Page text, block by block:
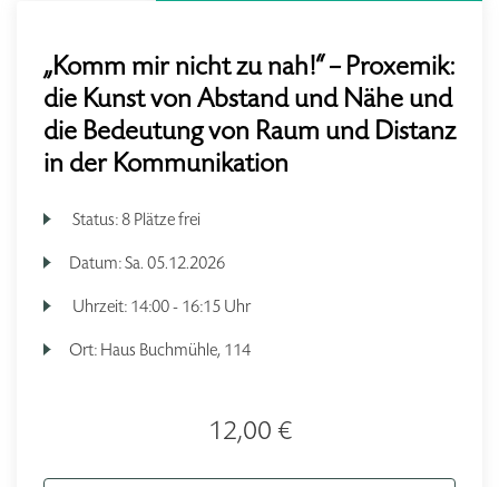
„Komm mir nicht zu nah!“ – Proxemik:
die Kunst von Abstand und Nähe und
die Bedeutung von Raum und Distanz
in der Kommunikation
Status: 8 Plätze frei
Datum:Sa. 05.12.2026
Uhrzeit: 14:00 - 16:15 Uhr
Ort: Haus Buchmühle, 114
12,00 €